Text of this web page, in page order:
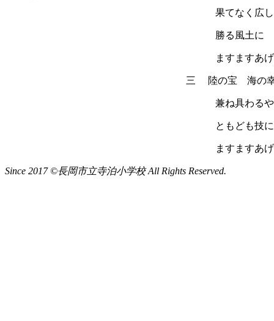
果てなく広し
勝る風土に
ますますあげ
三 陸の宝 海の
兼ね具わるや
ともども技に
ますますあげ
Since 2017 ©長岡市立寺泊小学校 All Rights Reserved.